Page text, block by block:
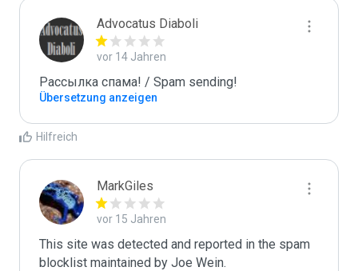
Advocatus Diaboli
vor 14 Jahren
Рассылка спама! / Spam sending!
Übersetzung anzeigen
Hilfreich
MarkGiles
vor 15 Jahren
This site was detected and reported in the spam
blocklist maintained by Joe Wein.